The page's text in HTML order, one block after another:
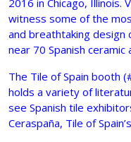
2016 in Chicago, Illinois.
witness some of the
and breathtaking
near 70 Spanish
The Tile of Spain booth
holds a variety of
see Spanish tile
Ceraspaña, Tile of